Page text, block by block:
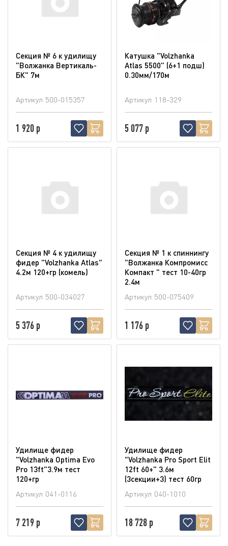
Секция № 6 к удилищу
"Волжанка Вертикаль-
БК" 7м
Артикул 500-015357
1 920 р
Катушка "Volzhanka
Atlas 5500" (6+1 подш)
0.30мм/170м
Артикул 118-329
5 077 р
Секция № 4 к удилищу
фидер "Volzhanka Atlas"
4.2м 120+гр (комель)
Артикул 500-034027
5 376 р
Секция № 1 к спиннингу
"Волжанка Компромисс
Компакт " тест 10-40гр
2.4м
Артикул 500-075409
1 176 р
Удилище фидер
"Volzhanka Optima Evo
Pro 13ft"3.9м тест
120+гр
Артикул 041-0116
7 219 р
Удилище фидер
"Volzhanka Pro Sport Elit
12ft 60+" 3.6м
(3секции+3) тест 60гр
Артикул 040-1010
18 728 р